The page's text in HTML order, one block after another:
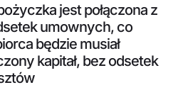
jest połączona z
umownych, co
będzie musiał
kapitał, bez odsetek